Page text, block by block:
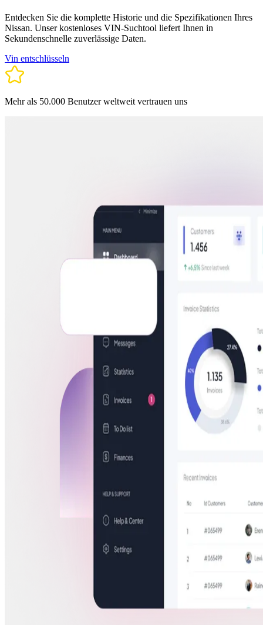
Entdecken Sie die komplette Historie und die Spezifikationen Ihres
Nissan. Unser kostenloses VIN-Suchtool liefert Ihnen in
Sekundenschnelle zuverlässige Daten.
Vin entschlüsseln
Mehr als 50.000 Benutzer weltweit vertrauen uns